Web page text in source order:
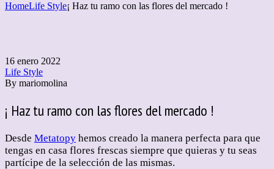
HomeLife Style¡ Haz tu ramo con las flores del mercado !
16 enero 2022
Life Style
By mariomolina
¡ Haz tu ramo con las flores del mercado !
Desde Metatopy hemos creado la manera perfecta para que
tengas en casa flores frescas siempre que quieras y tu seas
partícipe de la selección de las mismas.